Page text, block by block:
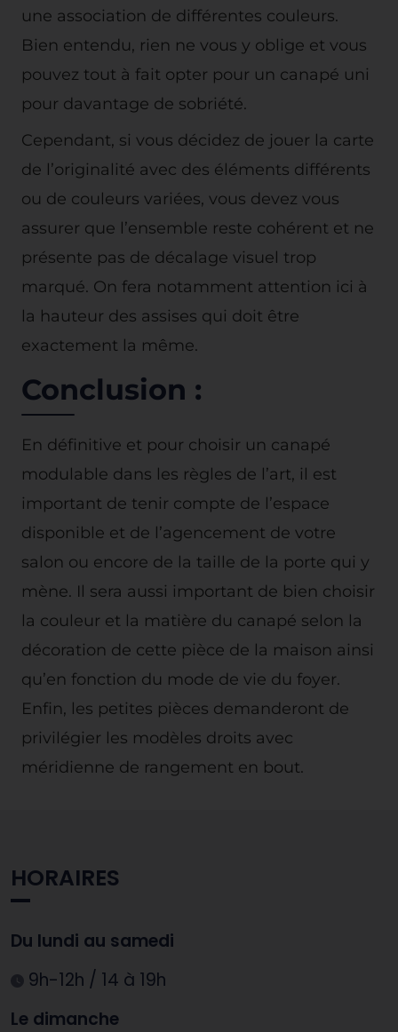
une association de différentes couleurs.
Bien entendu, rien ne vous y oblige et vous
pouvez tout à fait opter pour un canapé uni
pour davantage de sobriété.
Cependant, si vous décidez de jouer la carte
de l’originalité avec des éléments différents
ou de couleurs variées, vous devez vous
assurer que l’ensemble reste cohérent et ne
présente pas de décalage visuel trop
marqué. On fera notamment attention ici à
la hauteur des assises qui doit être
exactement la même.
Conclusion :
En définitive et pour choisir un canapé
modulable dans les règles de l’art, il est
important de tenir compte de l’espace
disponible et de l’agencement de votre
salon ou encore de la taille de la porte qui y
mène. Il sera aussi important de bien choisir
la couleur et la matière du canapé selon la
décoration de cette pièce de la maison ainsi
qu’en fonction du mode de vie du foyer.
Enfin, les petites pièces demanderont de
privilégier les modèles droits avec
méridienne de rangement en bout.
HORAIRES
Du lundi au samedi
9h-12h / 14 à 19h
Le dimanche